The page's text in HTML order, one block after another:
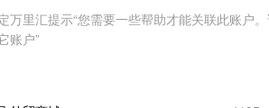
万里汇提示“您需要一些帮助才能关联此账户
账户”